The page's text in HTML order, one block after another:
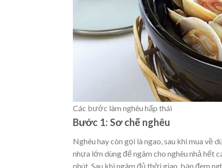
Các bước làm nghêu hấp thái
Bước 1: Sơ chế nghêu
Nghêu hay còn gọi là ngao, sau khi mua về
nhựa lớn dùng để ngâm cho nghêu nhả
phút. Sau khi ngâm đủ thời gian, bạn đem